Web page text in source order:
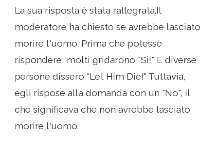
La sua risposta è stata rallegrata.Il
moderatore ha chiesto se avrebbe lasciato
morire l'uomo. Prima che potesse
rispondere, molti gridarono "Sì!" E diverse
persone dissero "Let Him Die!" Tuttavia,
egli rispose alla domanda con un "No", il
che significava che non avrebbe lasciato
morire l'uomo.